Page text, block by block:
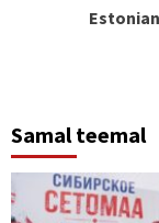
Reading
Samal teemal